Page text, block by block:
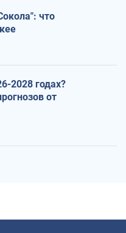
что
2028 годах?
от